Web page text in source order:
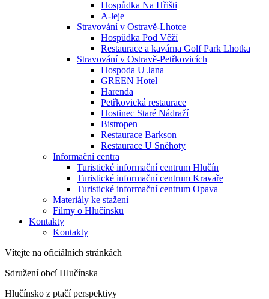
Hospůdka Na Hřišti
A-leje
Stravování v Ostravě-Lhotce
Hospůdka Pod Věží
Restaurace a kavárna Golf Park Lhotka
Stravování v Ostravě-Petřkovicích
Hospoda U Jana
GREEN Hotel
Harenda
Petřkovická restaurace
Hostinec Staré Nádraží
Bistropen
Restaurace Barkson
Restaurace U Sněhoty
Informační centra
Turistické informační centrum Hlučín
Turistické informační centrum Kravaře
Turistické informační centrum Opava
Materiály ke stažení
Filmy o Hlučínsku
Kontakty
Kontakty
Vítejte na oficiálních stránkách
Sdružení obcí Hlučínska
Hlučínsko z ptačí perspektivy